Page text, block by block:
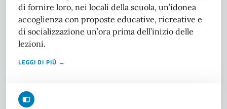
di fornire loro, nei locali della scuola, un’idonea
accoglienza con proposte educative, ricreative e
di socializzazione un’ora prima dell’inizio delle
lezioni.
LEGGI DI PIÙ →